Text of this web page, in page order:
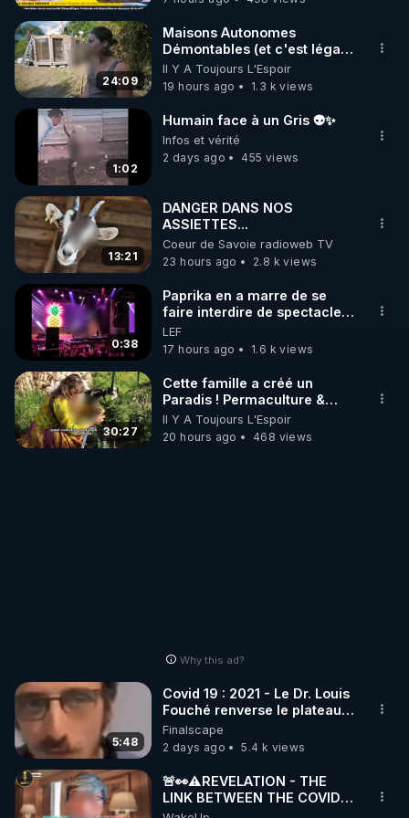
épisode-choc, on démonte les dogmes de la
dentisterie moderne et on dévoile un protocole
concret en 5 étapes pour retrouver une bouche
vivante, reminéralisée, et profondément connectée
au reste du corps.
Les vraies causes des caries (ce ne sont pas les
bactéries)
L’impact du foie, de l’alimentation et du pH sur vos
dents
Une hygiène buccale respectueuse du vivant
Des réponses franches sur implants, composites,
dévitalisations
Des clés pour choisir en conscience, même dans le
système
ont peur de la liberté"
Outro Chusterfield " Arte y paciencia"
──────
https://www.youtube.com/watch?v=KnHOc_pNrEU
24:09
Maisons Autonomes
Démontables (et c'est légal).
Visite éco village en
Bretagne
Il Y A Toujours L'Espoir
19 hours ago
1.3 k views
1:02
Humain face à un Gris 👽✨
Infos et vérité
2 days ago
455 views
13:21
DANGER DANS NOS
ASSIETTES...
Coeur de Savoie radioweb TV
23 hours ago
2.8 k views
0:38
Paprika en a marre de se
faire interdire de spectacle.
Elle décide donc de devenir
DJ !
LEF
17 hours ago
1.6 k views
30:27
Cette famille a créé un
Paradis ! Permaculture &
Autonomie
Il Y A Toujours L'Espoir
20 hours ago
468 views
Why this ad?
5:48
Covid 19 : 2021 - Le Dr. Louis
Fouché renverse le plateau
de CNews !
Finalscape
2 days ago
5.4 k views
🚨👀⚠️REVELATION - THE
LINK BETWEEN THE COVID
VACCINE AND CANCER -LIEN